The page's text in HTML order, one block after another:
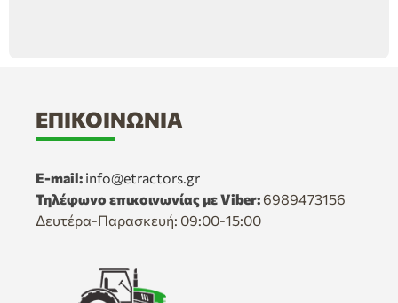
ΕΠΙΚΟΙΝΩΝΊΑ
E-mail: info@etractors.gr
Τηλέφωνο επικοινωνίας με Viber: 6989473156
Δευτέρα-Παρασκευή: 09:00-15:00